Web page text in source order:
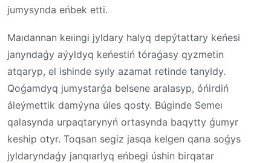
jumysynda eńbek etti.
Maıdannan keıingi jyldary halyq depýtattary keńesi
janyndaǵy aýyldyq keńestiń tóraǵasy qyzmetin
atqaryp, el ishinde syıly azamat retinde tanyldy.
Qoǵamdyq jumystarǵa belsene aralasyp, óńirdiń
áleýmettik damýyna úles qosty. Búginde Semeı
qalasynda urpaqtarynyń ortasynda baqytty ǵumyr
keship otyr. Toqsan segiz jasqa kelgen qarıa soǵys
jyldaryndaǵy janqıarlyq eńbegi úshin birqatar